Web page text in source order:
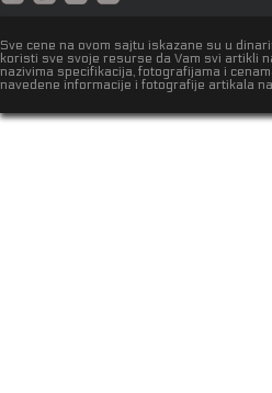
Sve cene na ovom sajtu iskazane su u
koristi sve svoje resurse da Vam svi artikli
nazivima specifikacija, fotografijama i
navedene informacije i fotografije artikala